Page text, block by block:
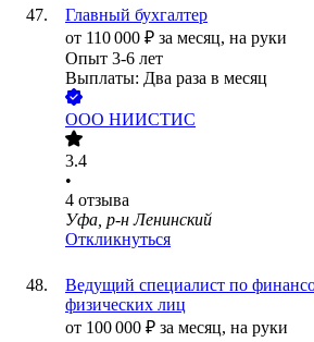
Главный бухгалтер
от 110 000 ₽ за месяц, на руки
Опыт 3-6 лет
Выплаты: Два раза в месяц
ООО НИИСТИС
3.4
•
4 отзыва
Уфа, р-н Ленинский
Откликнуться
Ведущий специалист по
физических лиц
от 100 000 ₽ за месяц, на руки